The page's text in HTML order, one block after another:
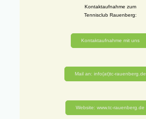
Kontaktaufnahme zum
Tennisclub Rauenberg:
Kontaktaufnahme mit uns
Mail an: info(at)tc-rauenberg.de
Website: www.tc-rauenberg.de